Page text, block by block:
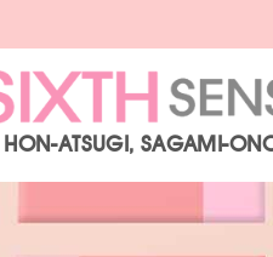
HON-ATSUGI, SAGAMI-